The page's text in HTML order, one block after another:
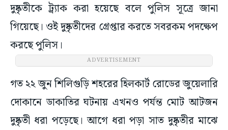
দুষ্কৃতীকে ট্র্যাক করা হয়েছে বলে পুলিস সূত্রে জানা
গিয়েছে। ওই দুষ্কৃতীদের গ্রেপ্তার করতে সবরকম পদক্ষেপ
করছে পুলিস।
ADVERTISEMENT
গত ২২ জুন শিলিগুড়ি শহরের হিলকার্ট রোডের জুয়েলারি
দোকানে ডাকাতির ঘটনায় এখনও পর্যন্ত মোট আটজন
দুষ্কৃতী ধরা পড়েছে। আগে ধরা পড়া সাত দুষ্কৃতীর মাঝে